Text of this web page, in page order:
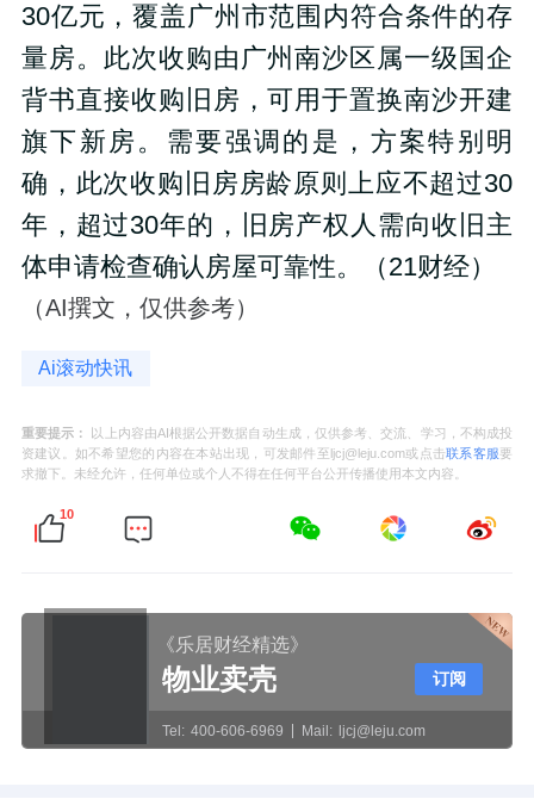
30亿元，覆盖广州市范围内符合条件的存
量房。此次收购由广州南沙区属一级国企
背书直接收购旧房，可用于置换南沙开建
旗下新房。需要强调的是，方案特别明
确，此次收购旧房房龄原则上应不超过30
年，超过30年的，旧房产权人需向收旧主
体申请检查确认房屋可靠性。（21财经）
（AI撰文，仅供参考）
Ai滚动快讯
重要提示：
以上内容由AI根据公开数据自动生成，仅供参考、交流、学习，不构成投
资建议。如不希望您的内容在本站出现，可发邮件至ljcj@leju.com或点击联系客服要
求撤下。未经允许，任何单位或个人不得在任何平台公开传播使用本文内容。
10
《乐居财经精选》
物业卖壳
Tel: 400-606-6969 Mail: ljcj@leju.com
订阅